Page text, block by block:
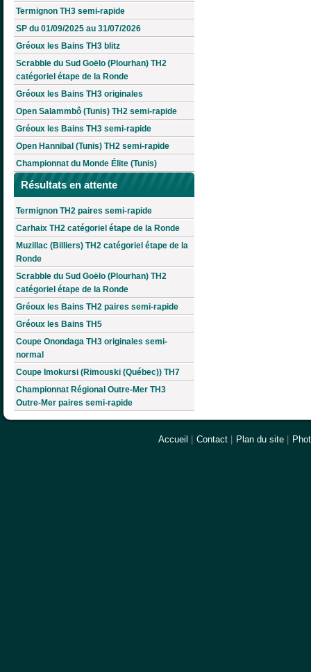
Termignon TH3 semi-rapide
SP du 01/09/2025 au 31/07/2026
Gréoux les Bains TH3 blitz
Scrabble du Sud Goëlo (Plourhan) TH2
catégoriel étape de la Ronde
Gréoux les Bains TH3 originales
Open Salammbô (Tunis) TH2 semi-rapide
Gréoux les Bains TH3 semi-rapide
Open Hannibal (Tunis) TH2 semi-rapide
Championnat du Monde Élite (Tunis)
Résultats en attente
Termignon TH2 paires semi-rapide
Carhaix TH2 catégoriel étape de la Ronde
Muzillac (Billiers) TH2 catégoriel étape de la
Ronde
Scrabble du Sud Goëlo (Plourhan) TH2
catégoriel étape de la Ronde
Gréoux les Bains TH2 paires semi-rapide
Gréoux les Bains TH5
Coupe Onondaga TH3 originales semi-
normal
Coupe Imokursi (Rimouski (Québec)) TH7
Championnat Régional Outre-Mer TH3
Outre-Mer paires semi-rapide
Accueil | Contact | Plan du site |